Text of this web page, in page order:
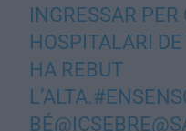
INGRESSAR
HOSPITALARI
HA REBUT
L’ALTA.
BÉ@ICSEBRE